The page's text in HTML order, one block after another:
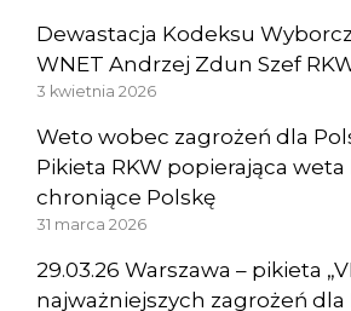
Dewastacja Kodeksu
WNET Andrzej Zdun Szef
3 kwietnia 2026
Weto wobec zagrożeń dla
Pikieta RKW popierająca
chroniące Polskę
31 marca 2026
29.03.26 Warszawa – pikieta
najważniejszych zagrożeń dla